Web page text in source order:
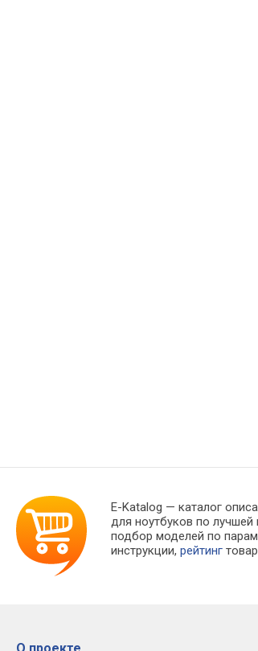
E-Katalog — каталог
для ноутбуков по
подбор моделей по
инструкции,рейтинг